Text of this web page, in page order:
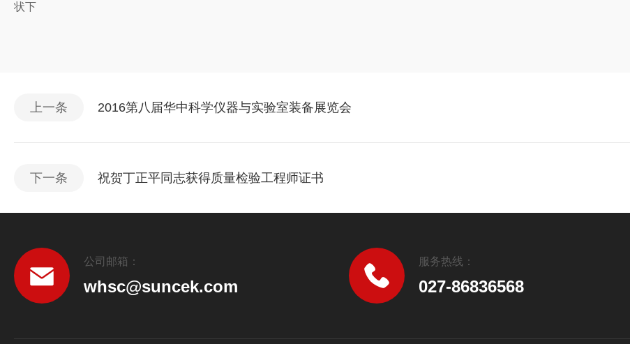
状下
上一条 2016第八届华中科学仪器与实验室装备展览会
下一条 祝贺丁正平同志获得质量检验工程师证书
公司邮箱：
whsc@suncek.com
服务热线：
027-86836568